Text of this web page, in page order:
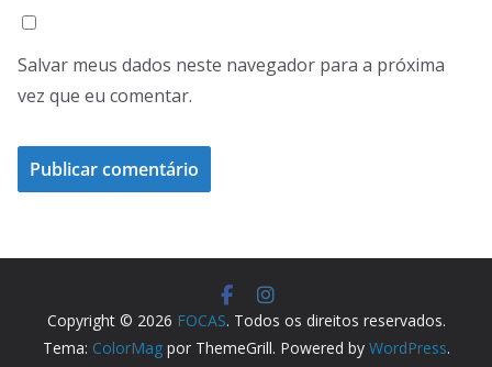
Salvar meus dados neste navegador para a próxima
vez que eu comentar.
Copyright © 2026 FOCAS. Todos os direitos reservados.
Tema: ColorMagpor ThemeGrill. Powered by WordPress.